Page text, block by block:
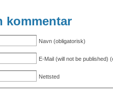
kommentar
Navn (obligatorisk)
E-Mail (will not be published)
Nettsted